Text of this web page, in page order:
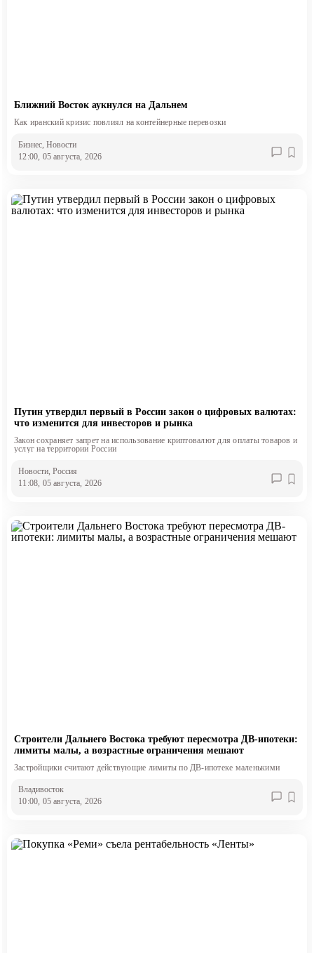
Ближний Восток аукнулся на Дальнем
Как иранский кризис повлиял на контейнерные перевозки
Бизнес , Новости
12:00, 05 августа, 2026
Путин утвердил первый в России закон о цифровых валютах:
что изменится для инвесторов и рынка
Закон сохраняет запрет на использование криптовалют для оплаты товаров и
услуг на территории России
Новости, Россия
11:08, 05 августа, 2026
Строители Дальнего Востока требуют пересмотра ДВ-ипотеки:
лимиты малы, а возрастные ограничения мешают
Застройщики считают действующие лимиты по ДВ-ипотеке маленькими
Владивосток
10:00, 05 августа, 2026